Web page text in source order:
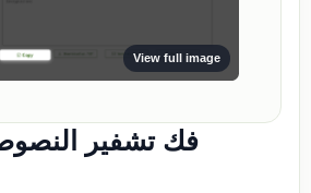
View full image
فك تشفير